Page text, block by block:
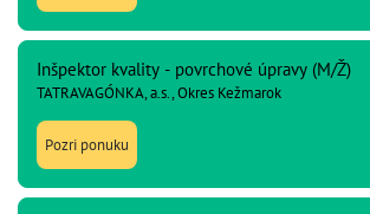
Inšpektor kvality - povrchové úpravy (M/Ž)
TATRAVAGÓNKA, a.s., Okres Kežmarok
Pozri ponuku